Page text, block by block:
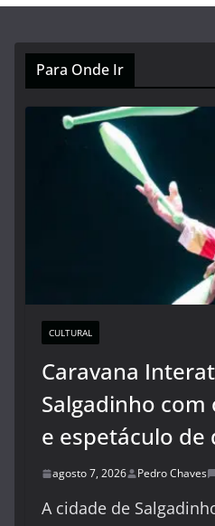
Para Onde Ir
CULTURAL
Caravana
Salgadinho
e espetáculo de
agosto 7, 2026 Pedro Chaves
A cidade de